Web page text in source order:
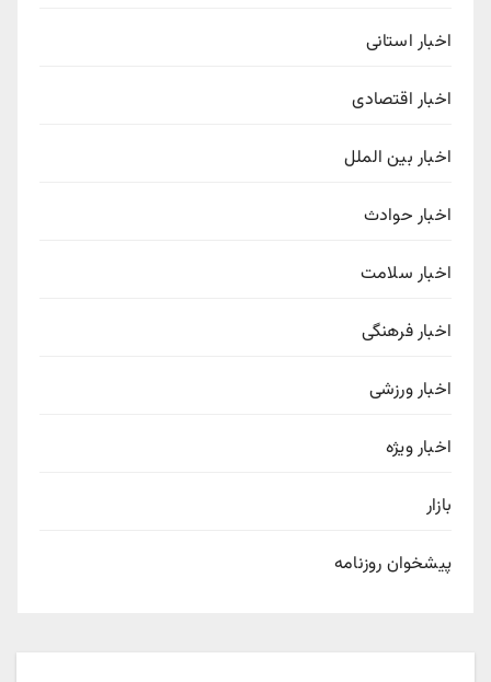
اخبار استانی
اخبار اقتصادی
اخبار بین الملل
اخبار حوادث
اخبار سلامت
اخبار فرهنگی
اخبار ورزشی
اخبار ویژه
بازار
پیشخوان روزنامه